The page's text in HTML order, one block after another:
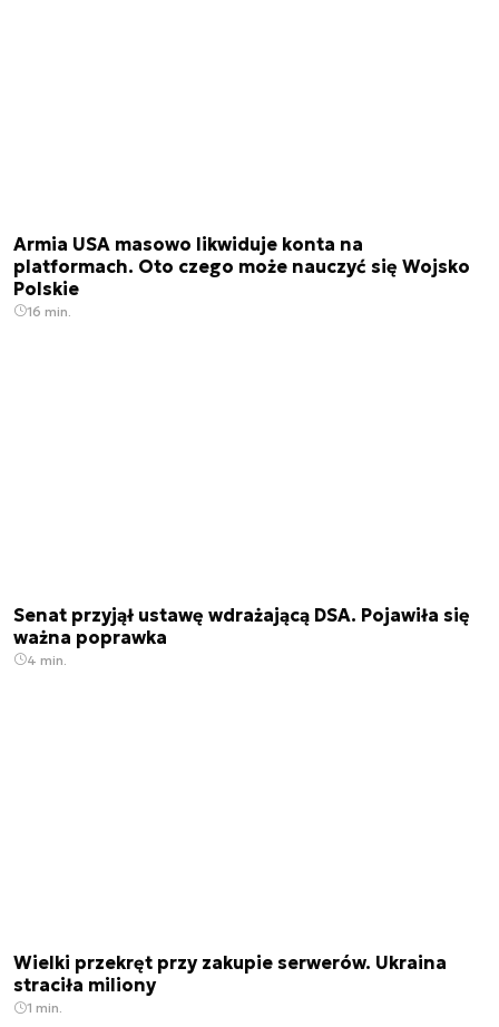
Armia USA masowo likwiduje konta na
platformach. Oto czego może nauczyć się Wojsko
Polskie
16 min.
Senat przyjął ustawę wdrażającą DSA. Pojawiła się
ważna poprawka
4 min.
Wielki przekręt przy zakupie serwerów. Ukraina
straciła miliony
1 min.